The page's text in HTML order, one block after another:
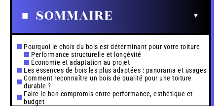
SOMMAIRE
Pourquoi le choix du bois est déterminant pour votre toiture
Performance structurelle et longévité
Économie et adaptation au projet
Les essences de bois les plus adaptées : panorama et usages
Comment reconnaître un bois de qualité pour une toiture
durable ?
Faire le bon compromis entre performance, esthétique et
budget